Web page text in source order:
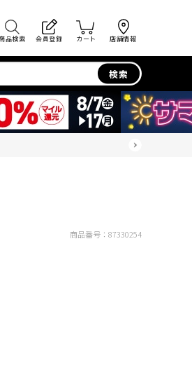
品検索 会員登録 カート 店舗情報
検索
商品番号： 87330254